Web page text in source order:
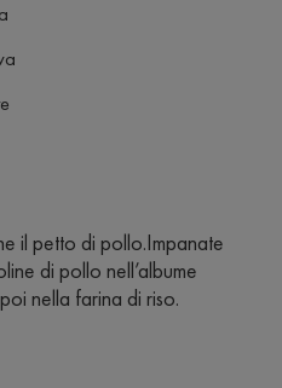
il petto di pollo.Impanate
di pollo nell’albume
nella farina di riso.